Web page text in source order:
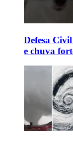
Defesa
e chuva